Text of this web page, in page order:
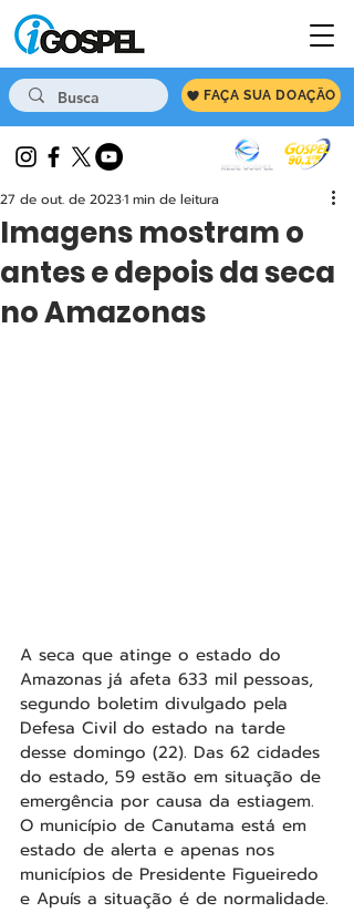
FAÇA SUA DOAÇÃO
Imagens mostram o
antes e depois da seca
no Amazonas
27 de out. de 20231 min de leitura
A seca que atinge o estado do
Amazonas já afeta 633 mil pessoas,
segundo boletim divulgado pela
Defesa Civil do estado na tarde
desse domingo (22). Das 62 cidades
do estado, 59 estão em situação de
emergência por causa da estiagem.
O município de Canutama está em
estado de alerta e apenas nos
municípios de Presidente Figueiredo
e Apuís a situação é de normalidade.